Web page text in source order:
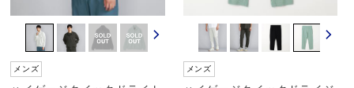
メンズ メンズ